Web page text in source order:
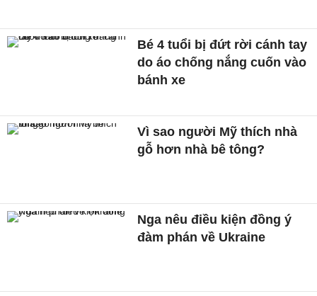
Bé 4 tuổi bị đứt rời cánh tay
do áo chống nắng cuốn vào
bánh xe
Vì sao người Mỹ thích nhà
gỗ hơn nhà bê tông?
Nga nêu điều kiện đồng ý
đàm phán về Ukraine